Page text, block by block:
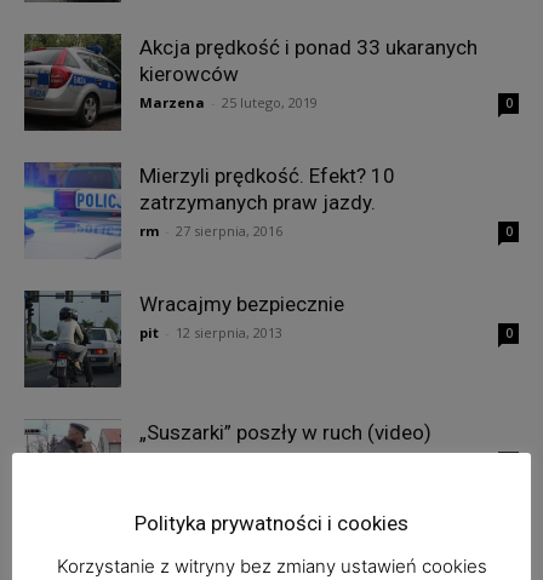
Akcja prędkość i ponad 33 ukaranych
kierowców
Marzena 25 lutego, 2019 0
Mierzyli prędkość. Efekt? 10
zatrzymanych praw jazdy.
rm 27 sierpnia, 2016 0
Wracajmy bezpiecznie
pit 12 sierpnia, 2013 0
„Suszarki” poszły w ruch (video)
Polityka prywatności i cookies
Korzystanie z witryny bez zmiany ustawień cookies